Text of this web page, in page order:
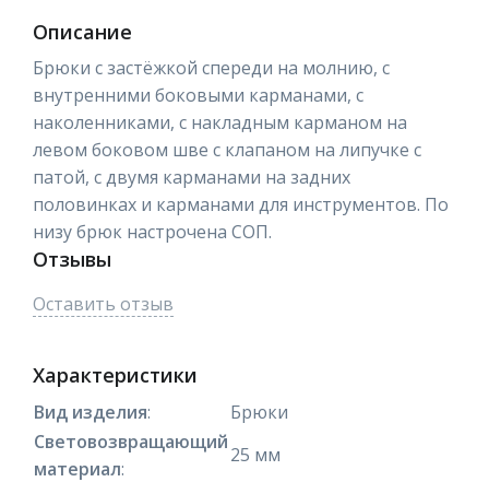
Описание
Брюки с застёжкой спереди на молнию, с
внутренними боковыми карманами, с
наколенниками, с накладным карманом на
левом боковом шве с клапаном на липучке с
патой, с двумя карманами на задних
половинках и карманами для инструментов. По
низу брюк настрочена СОП.
Отзывы
Оставить отзыв
Характеристики
Вид изделия:
Брюки
Световозвращающий
материал:
25 мм